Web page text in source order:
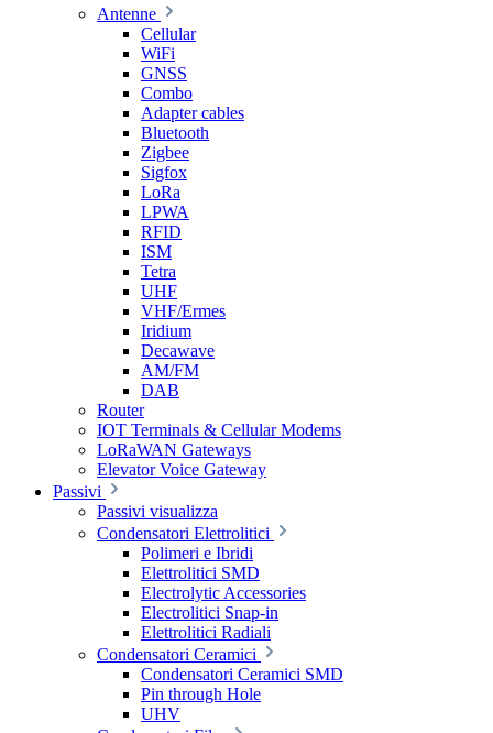
Antenne
Cellular
WiFi
GNSS
Combo
Adapter cables
Bluetooth
Zigbee
Sigfox
LoRa
LPWA
RFID
ISM
Tetra
UHF
VHF/Ermes
Iridium
Decawave
AM/FM
DAB
Router
IOT Terminals & Cellular Modems
LoRaWAN Gateways
Elevator Voice Gateway
Passivi
Passivi visualizza
Condensatori Elettrolitici
Polimeri e Ibridi
Elettrolitici SMD
Electrolytic Accessories
Electrolitici Snap-in
Elettrolitici Radiali
Condensatori Ceramici
Condensatori Ceramici SMD
Pin through Hole
UHV